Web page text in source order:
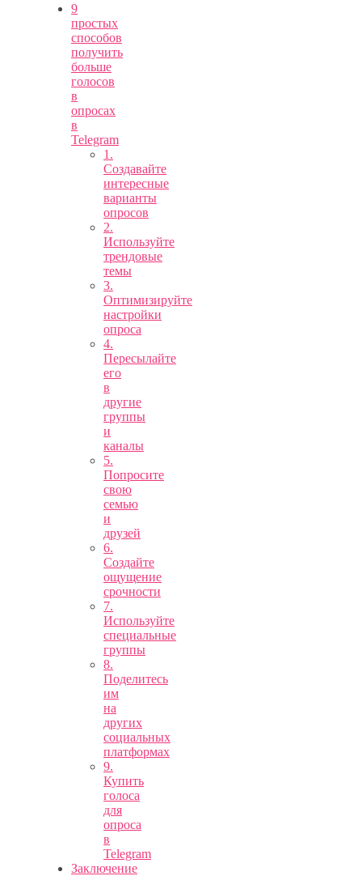
9
простых
способов
получить
больше
голосов
в
опросах
в
Telegram
1.
Создавайте
интересные
варианты
опросов
2.
Используйте
трендовые
темы
3.
Оптимизируйте
настройки
опроса
4.
Пересылайте
его
в
другие
группы
и
каналы
5.
Попросите
свою
семью
и
друзей
6.
Создайте
ощущение
срочности
7.
Используйте
специальные
группы
8.
Поделитесь
им
на
других
социальных
платформах
9.
Купить
голоса
для
опроса
в
Telegram
Заключение